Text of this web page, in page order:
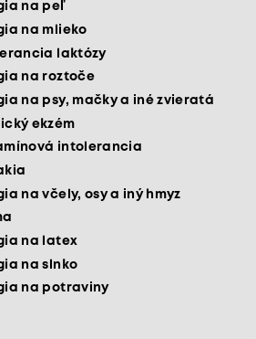
na peľ
na mlieko
laktózy
na roztoče
na psy, mačky a iné zvieratá
ekzém
intolerancia
na včely, osy a iný hmyz
na latex
na slnko
na potraviny